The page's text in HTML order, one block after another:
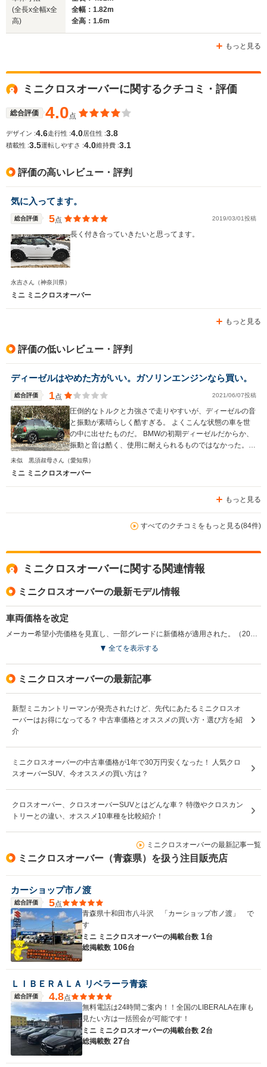
(全長x全幅x全
高)
全幅：1.82m
全高：1.6m
もっと見る
ミニクロスオーバーに関するクチコミ・評価
総合評価 4.0 点
デザイン :4.6走行性 :4.0居住性 :3.8
積載性 :3.5運転しやすさ :4.0維持費 :3.1
評価の高いレビュー・評判
気に入ってます。
総合評価 5点 2019/03/01投稿
長く付き合っていきたいと思ってます。
永吉さん （神奈川県）
ミニ ミニクロスオーバー
もっと見る
評価の低いレビュー・評判
ディーゼルはやめた方がいい。ガソリンエンジンなら買い。
総合評価 1点 2021/06/07投稿
圧倒的なトルクと力強さで走りやすいが、ディーゼルの音
と振動が素晴らしく酷すぎる。 よくこんな状態の車を世
の中に出せたものだ。 BMWの初期ディーゼルだからか、
振動と音は酷く、使用に耐えられるものではなかった。
デザインと色味は大好きだったが、運転することが苦痛で
未似 黒須叔母さん （愛知県）
ミニ ミニクロスオーバー
もっと見る
すべてのクチコミをもっと見る(84件)
ミニクロスオーバーに関する関連情報
ミニクロスオーバーの最新モデル情報
車両価格を改定
メーカー希望小売価格を見直し、一部グレードに新価格が適用された。（2022.6）
全てを表示する
ミニクロスオーバーの最新記事
新型ミニカントリーマンが発売されたけど、先代にあたるミニクロスオ
ーバーはお得になってる？ 中古車価格とオススメの買い方・選び方を紹
介
ミニクロスオーバーの中古車価格が1年で30万円安くなった！ 人気クロ
スオーバーSUV、今オススメの買い方は？
クロスオーバー、クロスオーバーSUVとはどんな車？ 特徴やクロスカン
トリーとの違い、オススメ10車種を比較紹介！
ミニクロスオーバーの最新記事一覧
ミニクロスオーバー（青森県）を扱う注目販売店
カーショップ市ノ渡
総合評価 5点
青森県十和田市八斗沢 「カーショップ市ノ渡」 で
す
ミニ ミニクロスオーバーの掲載台数 1台
総掲載数 106台
ＬＩＢＥＲＡＬＡ リベラーラ青森
総合評価 4.8点
無料電話は24時間ご案内！！全国のLIBERALA在庫も
見たい方は一括照会が可能です！
ミニ ミニクロスオーバーの掲載台数 2台
総掲載数 27台